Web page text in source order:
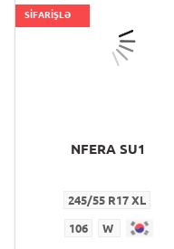
SİFARİŞLƏ
NFERA SU1
245/55 R17 XL
106 W